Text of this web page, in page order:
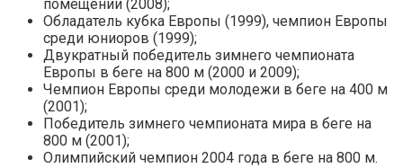
помещении (2008);
Обладатель кубка Европы (1999), чемпион Европы
среди юниоров (1999);
Двукратный победитель зимнего чемпионата
Европы в беге на 800 м (2000 и 2009);
Чемпион Европы среди молодежи в беге на 400 м
(2001);
Победитель зимнего чемпионата мира в беге на
800 м (2001);
Олимпийский чемпион 2004 года в беге на 800 м.